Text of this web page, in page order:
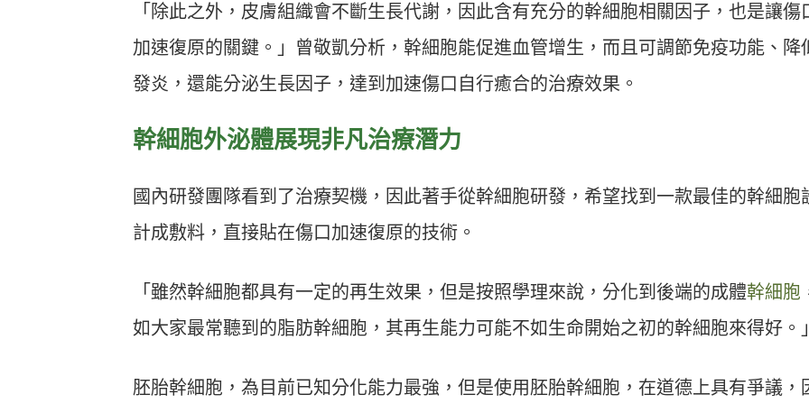
「除此之外，皮膚組織會不斷生長代謝，因此含有充分的幹細胞相關因子，也是讓傷
加速復原的關鍵。」曾敬凱分析，幹細胞能促進血管增生，而且可調節免疫功能、降
發炎，還能分泌生長因子，達到加速傷口自行癒合的治療效果。
幹細胞外泌體展現非凡治療潛力
國內研發團隊看到了治療契機，因此著手從幹細胞研發，希望找到一款最佳的幹細胞
計成敷料，直接貼在傷口加速復原的技術。
「雖然幹細胞都具有一定的再生效果，但是按照學理來說，分化到後端的成體幹細胞
如大家最常聽到的脂肪幹細胞，其再生能力可能不如生命開始之初的幹細胞來得好。」
胚胎幹細胞，為目前已知分化能力最強，但是使用胚胎幹細胞，在道德上具有爭議，